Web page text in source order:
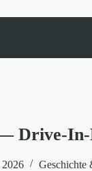
Drive-
Geschichte